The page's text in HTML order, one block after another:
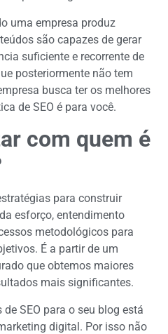
uma empresa produz
são capazes de gerar
suficiente e recorrente de
posteriormente não tem
busca ter os melhores
de SEO é para você.
com quem é
para construir
esforço, entendimento
metodológicos para
É a partir de um
que obtemos maiores
mais significantes.
SEO para o seu blog está
digital. Por isso não